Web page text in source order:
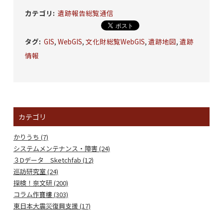
カテゴリ : 遺跡報告総覧通信
タグ: GIS, WebGIS, 文化財総覧WebGIS, 遺跡地図, 遺跡
情報
カテゴリ
かりうち (7)
システムメンテナンス・障害 (24)
３Dデータ Sketchfab (12)
巡訪研究室 (24)
探検！奈文研 (200)
コラム作寶樓 (303)
東日本大震災復興支援 (17)